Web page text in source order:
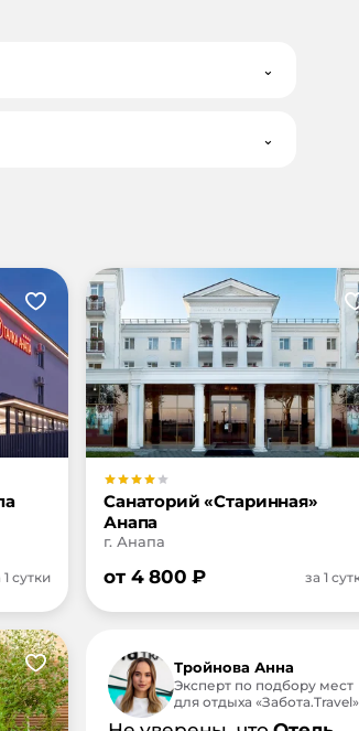
⌄
⌄
1 сутки
Санаторий «Старинная»
Анапа
г. Анапа
от 4 800 ₽ за 1
Тройнова Анна
Эксперт по подбору мест
для отдыха «Забота.Travel»